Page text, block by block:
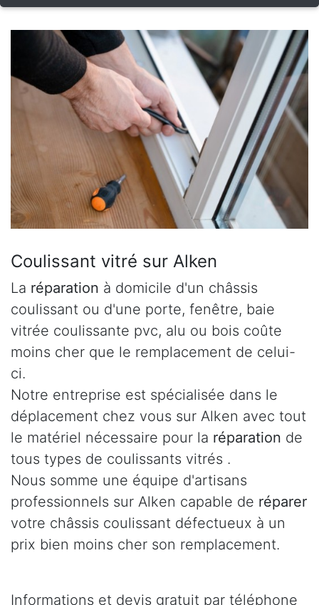
Coulissant vitré sur Alken
La réparation à domicile d'un châssis
coulissant ou d'une porte, fenêtre, baie
vitrée coulissante pvc, alu ou bois coûte
moins cher que le remplacement de celui-
ci.
Notre entreprise est spécialisée dans le
déplacement chez vous sur Alken avec tout
le matériel nécessaire pour la réparation de
tous types de coulissants vitrés .
Nous somme une équipe d'artisans
professionnels sur Alken capable de réparer
votre châssis coulissant défectueux à un
prix bien moins cher son remplacement.
Informations et devis gratuit par téléphone